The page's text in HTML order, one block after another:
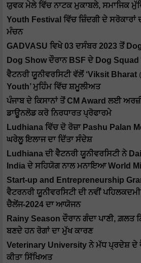
ਯੁਵਕ ਮੇਲੇ ਵਿੱਚ ਨਾਟਕ ਮੁਕਾਬਲੇ, ਸਮਾਜਿਕ
Youth Festival ਵਿੱਚ ਜ਼ਿੰਦਗੀ ਦੇ ਸਰੋਕਾਰਾਂ
ਮੰਚਨ
GADVASU ਵਿਖੇ 03 ਦਸੰਬਰ 2023 ਤੋਂ
Dog Show ਦੌਰਾਨ BSF ਦੇ Dog
ਵੈਟਨਰੀ ਯੂਨੀਵਰਸਿਟੀ ਵੱਲੋਂ ‘Viksit Bharat
Youth’ ਮੁਹਿੰਮ ਵਿੱਚ ਸ਼ਮੂਲੀਅਤ
ਪੰਜਾਬ ਦੇ ਕਿਸਾਨਾਂ ਤੋਂ CM Award ਲਈ
ਡਾਊਨਲੋਡ ਕਰੋ ਨਿਰਧਾਰਤ ਪ੍ਰੋਫਾਰਮੇ
Ludhiana ਵਿੱਚ ਦੋ ਰੋਜ਼ਾ Pashu Palan
ਘਰੇਲੂ ਇਲਾਜ ਦਾ ਦਿੱਤਾ ਸੰਦੇਸ਼
Ludhiana ਦੀ ਵੈਟਨਰੀ ਯੂਨੀਵਰਸਿਟੀ ਨੇ
India ਦੇ ਸਹਿਯੋਗ ਨਾਲ ਮਨਾਇਆ World
Start-up and Entrepreneurship
ਵੈਟਰਨਰੀ ਯੂਨੀਵਰਸਿਟੀ ਦੀ ਨਵੀਂ
ਚੈਲੇਂਜ-2024 ਦਾ ਆਯੋਜਨ
Rainy Season ਦੌਰਾਨ ਗੰਦਾ ਪਾਣੀ, ਗ਼ਲਤ
ਬਣਦੇ ਹਨ ਰੋਗਾਂ ਦਾ ਮੁੱਖ ਕਾਰਣ
Veterinary University ਨੇ ਮੱਧ ਪ੍ਰਦੇਸ਼ ਦੇ
ਕੀਤਾ ਸਿੱਖਿਅਤ